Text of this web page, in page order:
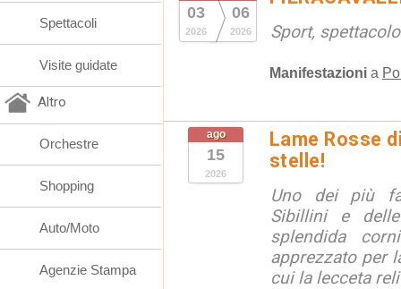
03
2026
06
2026 Sport,
Manifestazioni a
ago
15
2026
Lame Rosse
stelle!
Uno dei più
Sibillini e
splendida
apprezzato per
cui la lecceta
Spettacoli
Visite guidate
Altro
Orchestre
Shopping
Auto/Moto
Agenzie Stampa